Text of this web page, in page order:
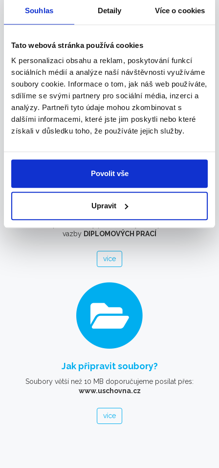
Souhlas Detaily Více o cookies
Tato webová stránka používá cookies
K personalizaci obsahu a reklam, poskytování funkcí
sociálních médií a analýze naší návštěvnosti využíváme
soubory cookie. Informace o tom, jak náš web používáte,
sdílíme se svými partnery pro sociální média, inzerci a
analýzy. Partneři tyto údaje mohou zkombinovat s
dalšími informacemi, které jste jim poskytli nebo které
získali v důsledku toho, že používáte jejich služby.
Povolit vše
Upravit
Firemní klientela
slevy
více
Studentské výhody
vazby DIPLOMOVÝCH PRACÍ
více
Jak připravit soubory?
Soubory větší než 10 MB doporučujeme posílat přes:
www.uschovna.cz
více